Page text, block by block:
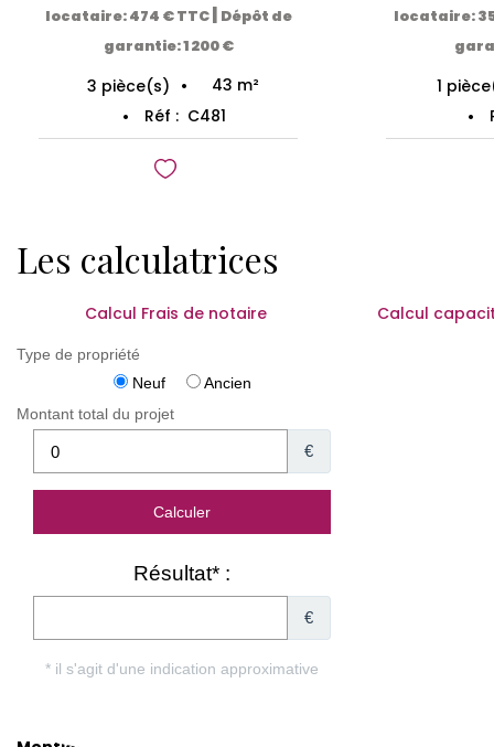
locataire: 474 € TTC| Dépôt de
garantie: 1 200 €
3 pièce(s) 43 m²
Réf : C481
locataire:
1
Les calculatrices
Calcul Frais de notaire Calcul